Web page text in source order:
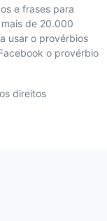
e frases para
de 20.000
usar o provérbios
o provérbio
direitos